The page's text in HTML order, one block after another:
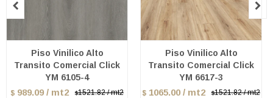
Piso Vinilico Alto
Transito Comercial Click
YM 6105-4
$ 989.09 / mt2 $1521.82 / mt2
Piso Vinilico Alto
Transito Comercial Click
YM 6617-3
$ 1065.00 / mt2 $1521.82 / mt2
 